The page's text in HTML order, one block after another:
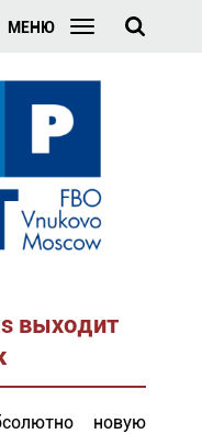
МЕНЮ
выходит
новую